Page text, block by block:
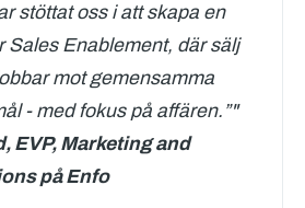
stöttat oss i att skapa en
Sales Enablement, där sälj
mot gemensamma
- med fokus på affären.”"
EVP, Marketing and
på Enfo